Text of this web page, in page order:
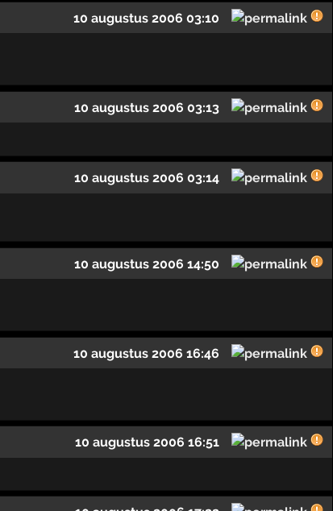
10 augustus 2006 03:10
10 augustus 2006 03:13
10 augustus 2006 03:14
10 augustus 2006 14:50
10 augustus 2006 16:46
10 augustus 2006 16:51